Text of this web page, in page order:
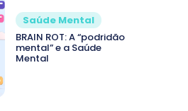
Saúde Mental
BRAIN ROT: A “podridão
mental” e a Saúde
Mental